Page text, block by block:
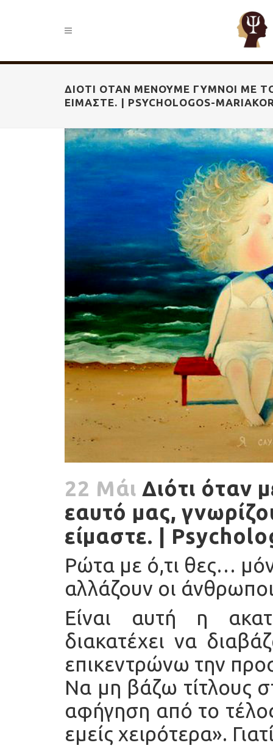
ΔΙΌΤΙ ΌΤΑΝ ΜΈΝΟΥΜΕ ΓΥΜΝΟΊ ΜΕ
ΕΊΜΑΣΤΕ. | PSYCHOLOGOS-
22 Μάι Διότι όταν
εαυτό μας,
είμαστε. |
Ρώτα με ό,τι θες…
αλλάζουν οι
Είναι αυτή η
διακατέχει να
επικεντρώνω την
Να μη βάζω τίτλους
αφήγηση από το
εμείς χειρότερα».